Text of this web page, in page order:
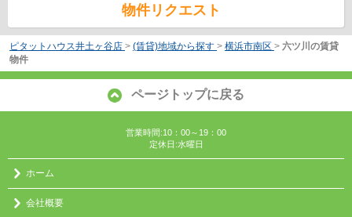
物件リクエスト
ピタットハウス井土ヶ谷店 > (賃貸)地域から探す > 横浜市南区 > 六ツ川の賃貸
物件
ページトップに戻る
営業時間:10：00～19：00
定休日:水曜日
ホーム
会社概要